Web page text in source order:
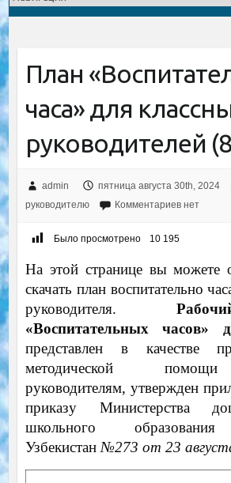
План
часа» для
руководителей
admin пятница августа 30th, 2024
руководителю
Комментариев нет
Было просмотрено 10 195
На этой странице вы можете
скачать план воспитательно
руководителя.
«Воспитательных часов»
представлен в качестве
методической
руководителям, утвержден
приказу Министерства
школьного
Узбекистан №273 от 23